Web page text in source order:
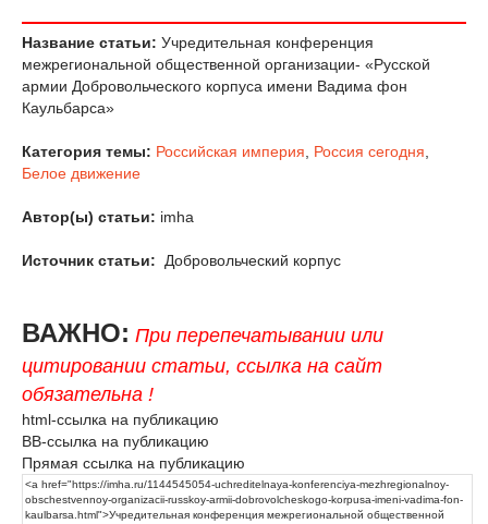
Название статьи: Учредительная конференция
межрегиональной общественной организации- «Русской
армии Добровольческого корпуса имени Вадима фон
Каульбарса»
Категория темы: Российская империя, Россия сегодня,
Белое движение
Автор(ы) статьи: imha
Источник статьи: Добровольческий корпус
ВАЖНО: При перепечатывании или
цитировании статьи, ссылка на сайт
обязательна !
html-ссылка на публикацию
BB-ссылка на публикацию
Прямая ссылка на публикацию